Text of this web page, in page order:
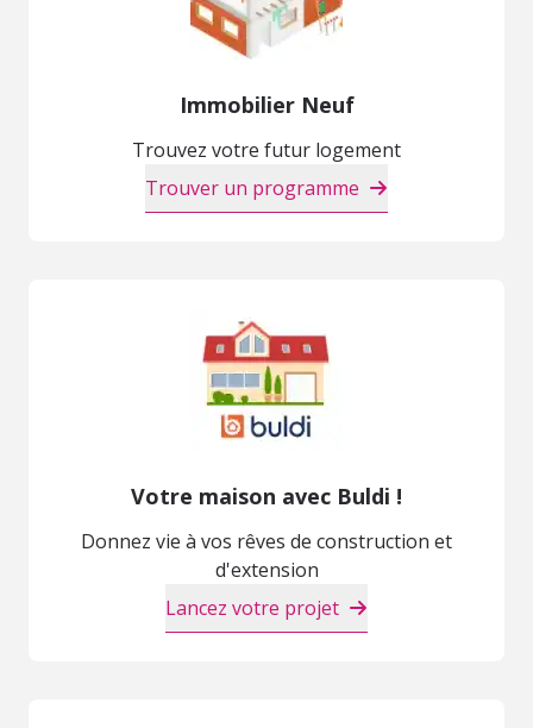
Immobilier Neuf
Trouvez votre futur logement
Trouver un programme
Votre maison avec Buldi !
Donnez vie à vos rêves de construction et
d'extension
Lancez votre projet